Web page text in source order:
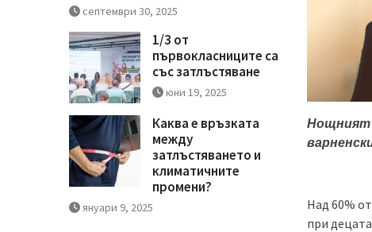
Нощният
Над 60%
при
септември 30, 2025
1/3 от
първокласниците са
със затлъстяване
юни 19, 2025
Каква е връзката
между
затлъстяването и
климатичните
промени?
януари 9, 2025